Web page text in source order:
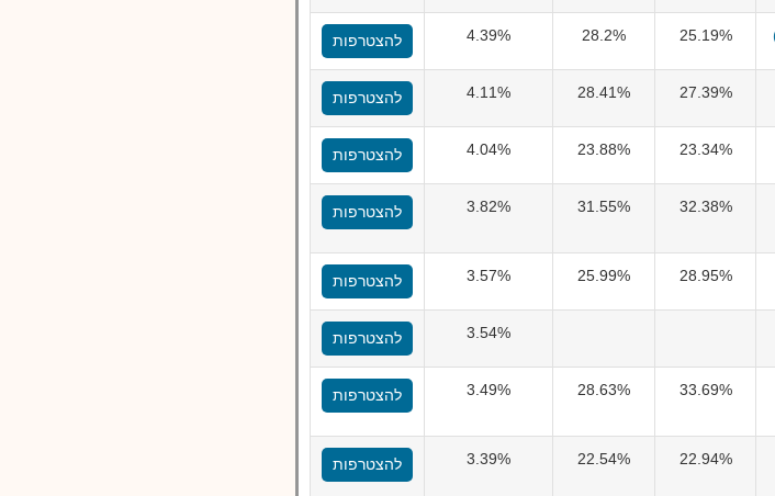
25.19%
28.2%
4.39% להצטרפות
27.39%
28.41%
4.11% להצטרפות
23.34%
23.88%
4.04% להצטרפות
32.38%
31.55%
3.82% להצטרפות
28.95%
25.99%
3.57% להצטרפות
3.54% להצטרפות
33.69%
28.63%
3.49% להצטרפות
22.94%
22.54%
3.39% להצטרפות